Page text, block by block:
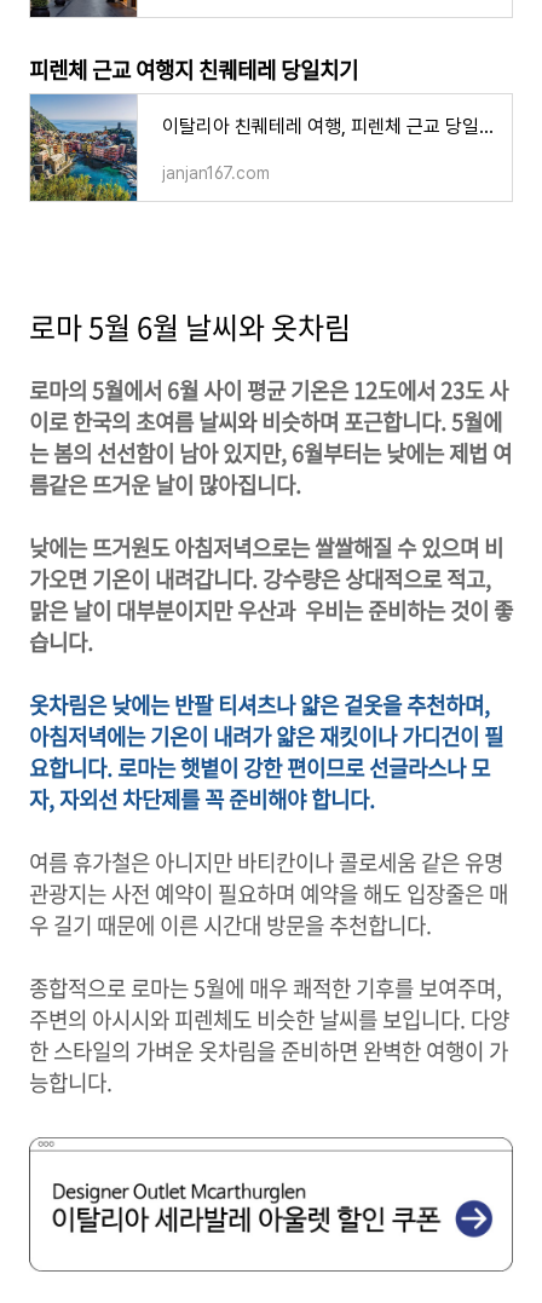
피렌체 근교 여행지 친퀘테레 당일치기
이탈리아 친퀘테레 여행, 피렌체 근교 당일치기 코스
janjan167.com
로마 5월 6월 날씨와 옷차림
로마의 5월에서 6월 사이 평균 기온은 12도에서 23도 사
이로 한국의 초여름 날씨와 비슷하며 포근합니다. 5월에
는 봄의 선선함이 남아 있지만, 6월부터는 낮에는 제법 여
름같은 뜨거운 날이 많아집니다.
낮에는 뜨거원도 아침저녁으로는 쌀쌀해질 수 있으며 비
가오면 기온이 내려갑니다. 강수량은 상대적으로 적고,
맑은 날이 대부분이지만 우산과 우비는 준비하는 것이 좋
습니다.
옷차림은 낮에는 반팔 티셔츠나 얇은 겉옷을 추천하며,
아침저녁에는 기온이 내려가 얇은 재킷이나 가디건이 필
요합니다. 로마는 햇볕이 강한 편이므로 선글라스나 모
자, 자외선 차단제를 꼭 준비해야 합니다.
여름 휴가철은 아니지만 바티칸이나 콜로세움 같은 유명
관광지는 사전 예약이 필요하며 예약을 해도 입장줄은 매
우 길기 때문에 이른 시간대 방문을 추천합니다.
종합적으로 로마는 5월에 매우 쾌적한 기후를 보여주며,
주변의 아시시와 피렌체도 비슷한 날씨를 보입니다. 다양
한 스타일의 가벼운 옷차림을 준비하면 완벽한 여행이 가
능합니다.